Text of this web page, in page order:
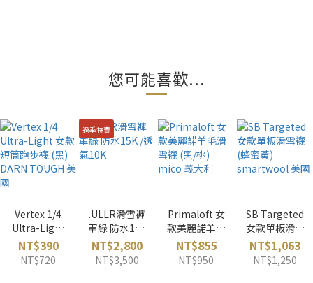
您可能喜歡...
Vertex 1/4
Ultra-Light
女款短筒跑步
襪 (黑) DARN
TOUGH 美國
NT$390
NT$720
過季特賣
.ULLR滑雪褲
軍綠 防水15K
/透氣10K
NT$2,800
NT$3,500
Primaloft 女
款美麗諾羊毛
滑雪襪 (黑/桃)
mico 義大利
NT$855
NT$950
SB Targeted
女款單板滑雪
襪 (蜂蜜黃)
smartwool
美國
NT$1,063
NT$1,250